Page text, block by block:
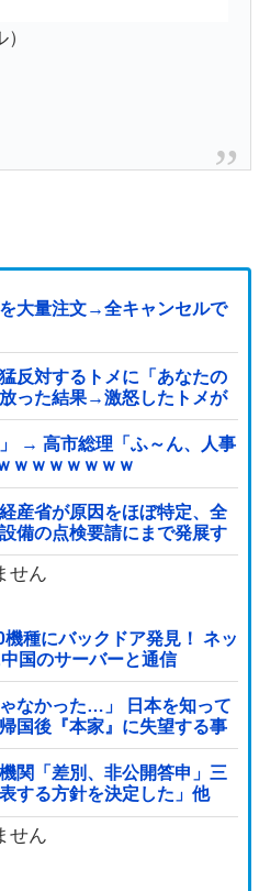
大量注文→全キャンセルで
反対するトメに「あなたの
った結果→激怒したトメが
開へｗｗｗｗｗｗ
→ 高市総理「ふ～ん、人事
ｗｗｗｗｗｗｗ
産省が原因をほぼ特定、全
備の点検要請にまで発展す
せん
機種にバックドア発見！ ネッ
国のサーバーと通信
なかった…」 日本を知って
国後『本家』に失望する事
関「差別、非公開答申」三
する方針を決定した」他
せん